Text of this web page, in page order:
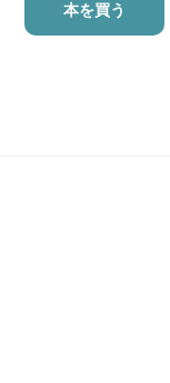
本を買う